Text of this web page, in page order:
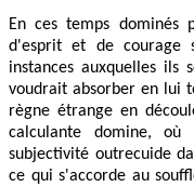
En ces temps dominés
d'esprit et de courage
instances auxquelles ils
voudrait absorber en lui
règne étrange en
calculante domine,
subjectivité outrecuide
ce qui s'accorde au